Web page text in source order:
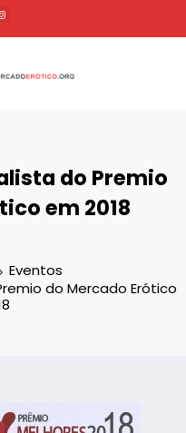
do Premio
em 2018
Eventos
do Mercado Erótico